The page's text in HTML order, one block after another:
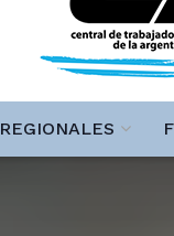
REGIONALES